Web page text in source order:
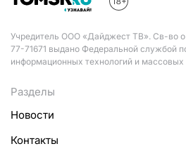
Учредитель ООО «Дайджест ТВ». Св-во
77-71671 выдано Федеральной службой
информационных технологий и массовых
Разделы
Новости
Контакты